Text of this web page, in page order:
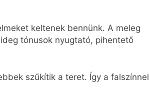
keltenek bennünk. A meleg
tónusok nyugtató, pihentető
szűkítik a teret. Így a falszínnel